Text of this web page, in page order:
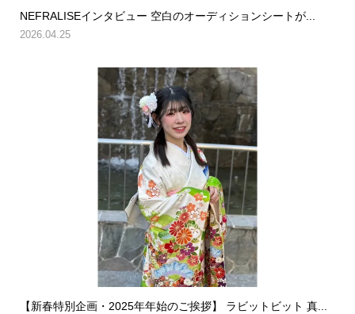
NEFRALISEインタビュー 空白のオーディションシートが...
2026.04.25
【新春特別企画・2025年年始のご挨拶】 ラビットビット 真...